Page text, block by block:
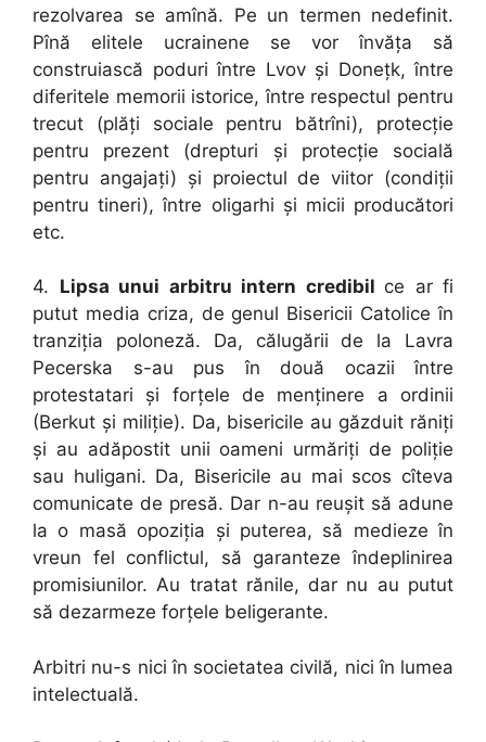
rezolvarea se amînă. Pe un termen nedefinit.
Pînă elitele ucrainene se vor învăța să
construiască poduri între Lvov și Donețk, între
diferitele memorii istorice, între respectul pentru
trecut (plăți sociale pentru bătrîni), protecție
pentru prezent (drepturi și protecție socială
pentru angajați) și proiectul de viitor (condiții
pentru tineri), între oligarhi și micii producători
etc.
4. Lipsa unui arbitru intern credibil ce ar fi
putut media criza, de genul Bisericii Catolice în
tranziția poloneză. Da, călugării de la Lavra
Pecerska s-au pus în două ocazii între
protestatari și forțele de menținere a ordinii
(Berkut și miliție). Da, bisericile au găzduit răniți
și au adăpostit unii oameni urmăriți de poliție
sau huligani. Da, Bisericile au mai scos cîteva
comunicate de presă. Dar n-au reușit să adune
la o masă opoziția și puterea, să medieze în
vreun fel conflictul, să garanteze îndeplinirea
promisiunilor. Au tratat rănile, dar nu au putut
să dezarmeze forțele beligerante.
Arbitri nu-s nici în societatea civilă, nici în lumea
intelectuală.